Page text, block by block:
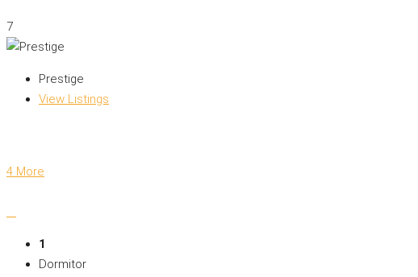
7
Prestige
View Listings
4 More
1
Dormitor